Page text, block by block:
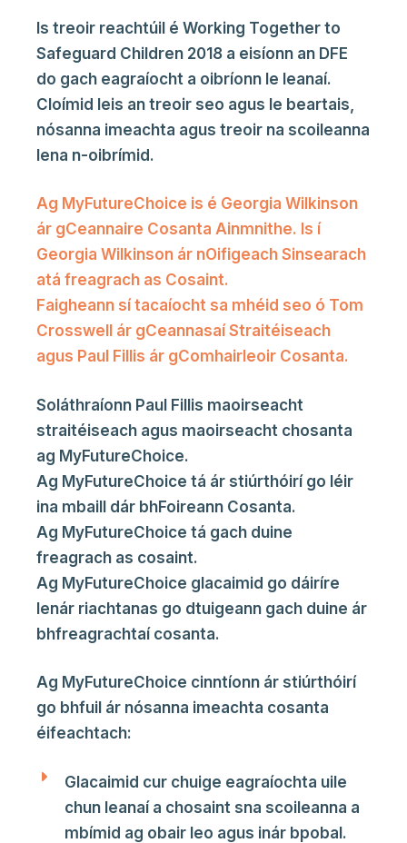
Is treoir reachtúil é Working Together to
Safeguard Children 2018 a eisíonn an DFE
do gach eagraíocht a oibríonn le leanaí.
Cloímid leis an treoir seo agus le beartais,
nósanna imeachta agus treoir na scoileanna
lena n-oibrímid.
Ag MyFutureChoice is é Georgia Wilkinson
ár gCeannaire Cosanta Ainmnithe. Is í
Georgia Wilkinson ár nOifigeach Sinsearach
atá freagrach as Cosaint.
Faigheann sí tacaíocht sa mhéid seo ó Tom
Crosswell ár gCeannasaí Straitéiseach
agus Paul Fillis ár gComhairleoir Cosanta.
Soláthraíonn Paul Fillis maoirseacht
straitéiseach agus maoirseacht chosanta
ag MyFutureChoice.
Ag MyFutureChoice tá ár stiúrthóirí go léir
ina mbaill dár bhFoireann Cosanta.
Ag MyFutureChoice tá gach duine
freagrach as cosaint.
Ag MyFutureChoice glacaimid go dáiríre
lenár riachtanas go dtuigeann gach duine ár
bhfreagrachtaí cosanta.
Ag MyFutureChoice cinntíonn ár stiúrthóirí
go bhfuil ár nósanna imeachta cosanta
éifeachtach:
Glacaimid cur chuige eagraíochta uile
chun leanaí a chosaint sna scoileanna a
mbímid ag obair leo agus inár bpobal.